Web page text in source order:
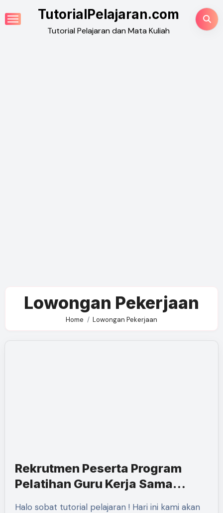
to
TutorialPelajaran.com
Tutorial Pelajaran dan Mata Kuliah
Lowongan Pekerjaan
Home Lowongan Pekerjaan
Rekrutmen Peserta Program
Pelatihan Guru Kerja Sama
Halo sobat tutorial pelajaran ! Hari ini kami akan